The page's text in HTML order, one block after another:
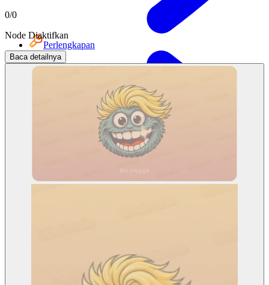
0/0
Node Diaktifkan
Baca detailnya
Perlengkapan